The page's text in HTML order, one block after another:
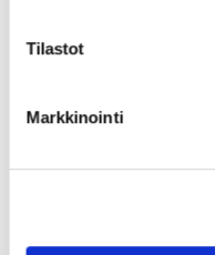
Tilastot
Markkinointi